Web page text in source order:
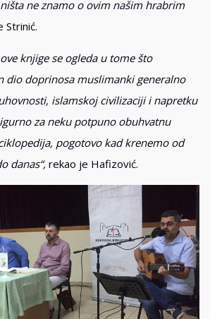
ne znamo o ovim našim hrabrim
Strinić.
knjige se ogleda u tome što
dio doprinosa muslimanki generalno
islamskoj civilizaciji i napretku
za neku potpuno obuhvatnu
pogotovo kad krenemo od
danas“, rekao je Hafizović.